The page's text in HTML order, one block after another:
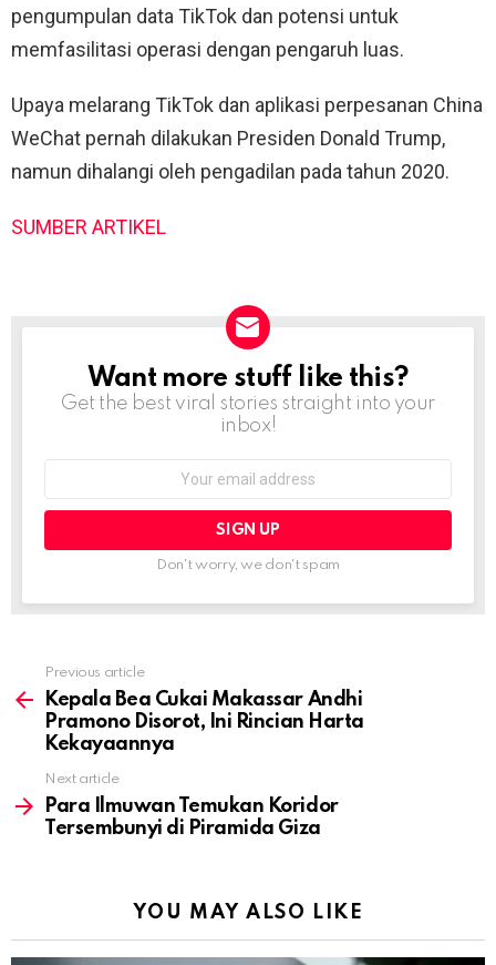
pengumpulan data TikTok dan potensi untuk
memfasilitasi operasi dengan pengaruh luas.
Upaya melarang TikTok dan aplikasi perpesanan China
WeChat pernah dilakukan Presiden Donald Trump,
namun dihalangi oleh pengadilan pada tahun 2020.
SUMBER ARTIKEL
NEWSLETTER
Want more stuff like this?
Get the best viral stories straight into your
inbox!
Don't worry, we don't spam
more
Previous article
Kepala Bea Cukai Makassar Andhi
Pramono Disorot, Ini Rincian Harta
Kekayaannya
Next article
Para Ilmuwan Temukan Koridor
Tersembunyi di Piramida Giza
YOU MAY ALSO LIKE